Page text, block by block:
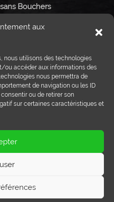
aux
nous utilisons des technologies
ou accéder aux informations des
nous permettra de
de navigation ou les ID
ou de retirer son
sur certaines caractéristiques et
Bouchers
Sion
32 02
32 68